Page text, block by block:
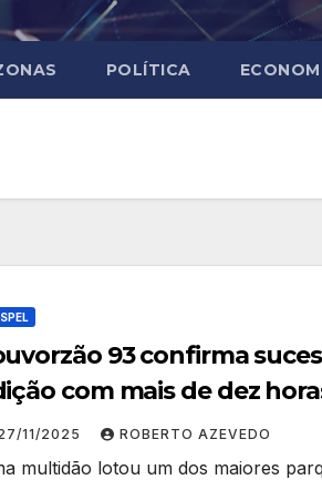
POLÍTICA
93 confirma
com mais de dez
11/2025 ROBERTO AZEVEDO
multidão lotou um dos maiores